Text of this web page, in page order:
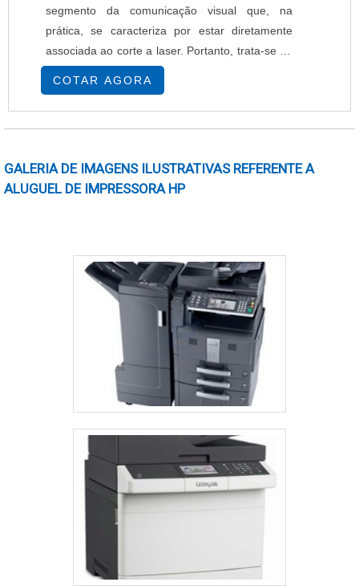
segmento da comunicação visual que, na
prática, se caracteriza por estar diretamente
associada ao corte a laser. Portanto, trata-se de
um método inovador e que, independentemente
de atuar em banners, flyers, panfletos ou
quaisquer outras peças deste mesmo tipo, se
caracteriza através de sua relevante precisão.
respe....
COTAR AGORA
GALERIA DE IMAGENS ILUSTRATIVAS REFERENTE A
ALUGUEL DE IMPRESSORA HP